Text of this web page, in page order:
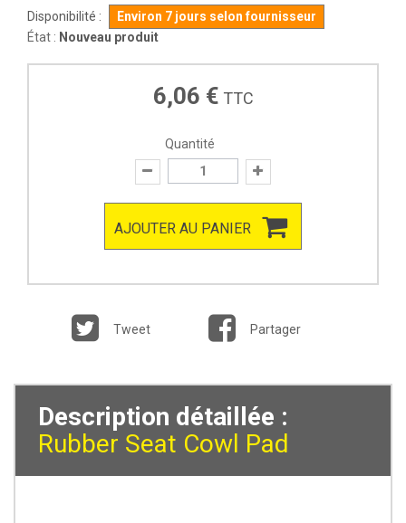
Disponibilité :
Environ 7 jours selon fournisseur
État : Nouveau produit
6,06 € TTC
Quantité
AJOUTER AU PANIER
Tweet Partager
Description détaillée :
Rubber Seat Cowl Pad